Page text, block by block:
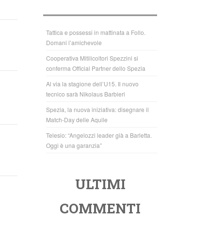
o
o
k
p
p
Tattica e possessi in mattinata a Follo.
Domani l’amichevole
Cooperativa Mitilicoltori Spezzini si
conferma Official Partner dello Spezia
Al via la stagione dell’U15. Il nuovo
tecnico sarà Nikolaus Barbieri
Spezia, la nuova iniziativa: disegnare il
Match-Day delle Aquile
Telesio: “Angelozzi leader già a Barletta.
Oggi è una garanzia”
ULTIMI
COMMENTI